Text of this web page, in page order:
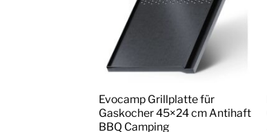
Evocamp Grillplatte für
Gaskocher 45×24 cm Antihaft
BBQ Camping